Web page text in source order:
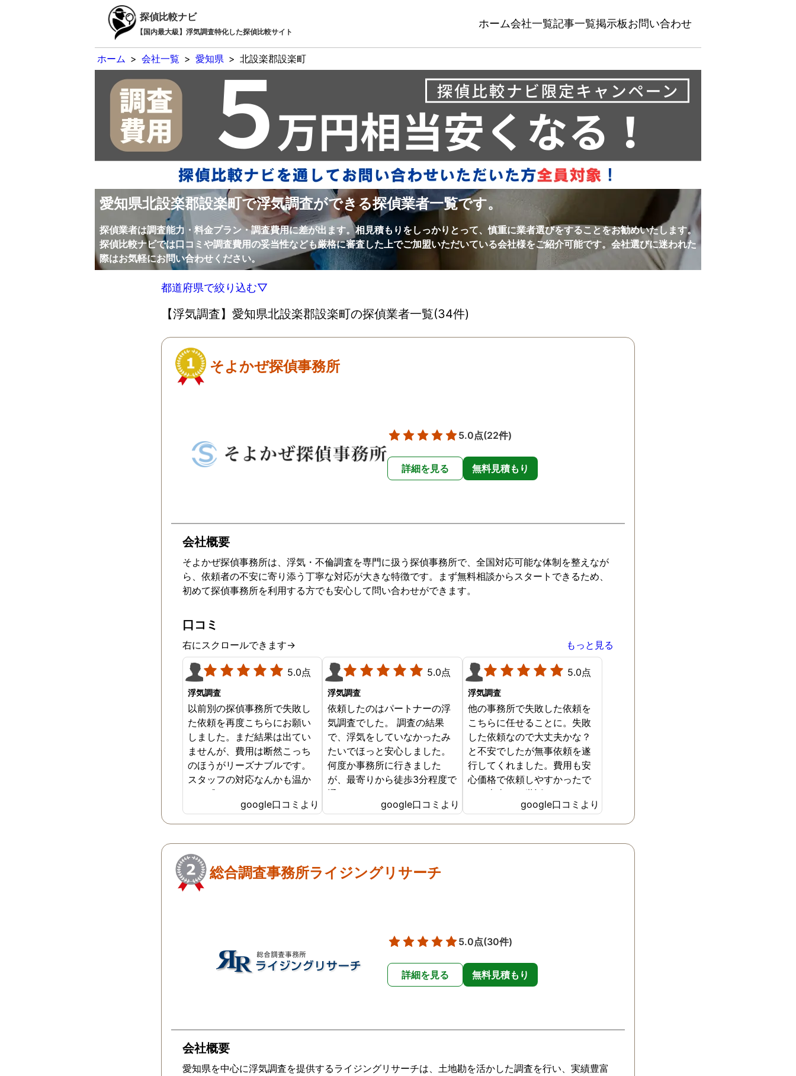
探偵比較ナビ
【国内最大級】浮気調査特化した探偵比較サイト
ホーム会社一覧記事一覧掲示板お問い合わせ
ホーム > 会社一覧 > 愛知県 > 北設楽郡設楽町
愛知県北設楽郡設楽町で浮気調査ができる探偵業者一覧です。
探偵業者は調査能力・料金プラン・調査費用に差が出ます。相見積もりをしっかりとって、慎重に業者選びをすることをお勧めいたします。
探偵比較ナビでは口コミや調査費用の妥当性なども厳格に審査した上でご加盟いただいている会社様をご紹介可能です。会社選びに迷われた
際はお気軽にお問い合わせください。
都道府県で絞り込む▽
【浮気調査】愛知県北設楽郡設楽町の探偵業者一覧(34件)
そよかぜ探偵事務所
5.0点(22件)
詳細を見る 無料見積もり
会社概要
そよかぜ探偵事務所は、浮気・不倫調査を専門に扱う探偵事務所で、全国対応可能な体制を整えなが
ら、依頼者の不安に寄り添う丁寧な対応が大きな特徴です。まず無料相談からスタートできるため、
初めて探偵事務所を利用する方でも安心して問い合わせができます。
口コミ
右にスクロールできます→ もっと見る
5.0点
浮気調査
以前別の探偵事務所で失敗し
た依頼を再度こちらにお願い
しました。まだ結果は出てい
ませんが、費用は断然こっち
のほうがリーズナブルです。
スタッフの対応なんかも温か
みを感じます。はじめからこ
ちらにすればよかったです😢
…
google口コミより
5.0点
浮気調査
依頼したのはパートナーの浮
気調査でした。 調査の結果
で、浮気をしていなかったみ
たいでほっと安心しました。
何度か事務所に行きました
が、最寄りから徒歩3分程度で
通いやすかったです。
google口コミより
5.0点
浮気調査
他の事務所で失敗した依頼を
こちらに任せることに。失敗
した依頼なので大丈夫かな？
と不安でしたが無事依頼を遂
行してくれました。費用も安
心価格で依頼しやすかったで
す。本当にお世話になりまし
google口コミより
総合調査事務所ライジングリサーチ
5.0点(30件)
詳細を見る 無料見積もり
会社概要
愛知県を中心に浮気調査を提供するライジングリサーチは、土地勘を活かした調査を行い、実績豊富